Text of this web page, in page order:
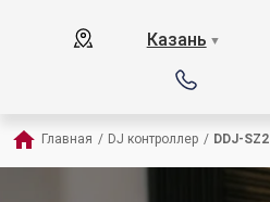
Казань ▼
Главная / DJ контроллер / DDJ-SZ2